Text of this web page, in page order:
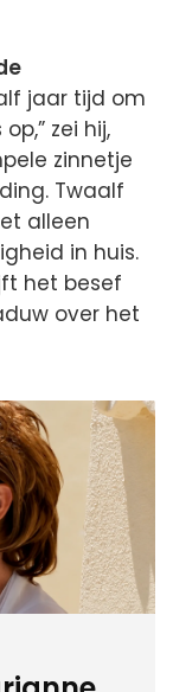
jaar tijd om
zei hij,
zinnetje
Twaalf
alleen
in huis.
het besef
over het